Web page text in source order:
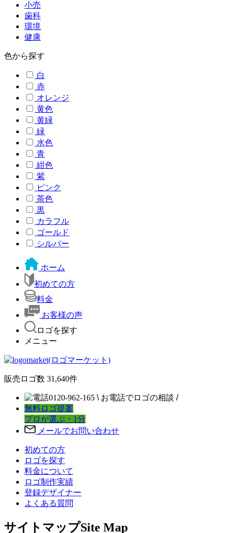
小売
歯科
環境
健康
色から探す
白
赤
オレンジ
黄色
黄緑
緑
水色
青
紺色
紫
ピンク
茶色
黒
カラフル
ゴールド
シルバー
ホーム
初めての方
料金
お客様の声
ロゴを探す
メニュー
販売ロゴ数 31,640件
0120-962-165 \ お電話でロゴの相談 /
無料ロゴ提案
プロが選ぶ・1分
メールでお問い合わせ
初めての方
ロゴを探す
料金について
ロゴ制作実績
登録デザイナー
よくある質問
サイトマップSite Map